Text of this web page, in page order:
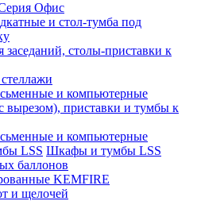
Офис
и стол-тумба под
заседаний, столы-приставки к
и компьютерные
вырезом), приставки и тумбы к
и компьютерные
Шкафы и тумбы LSS
баллонов
KEMFIRE
и щелочей